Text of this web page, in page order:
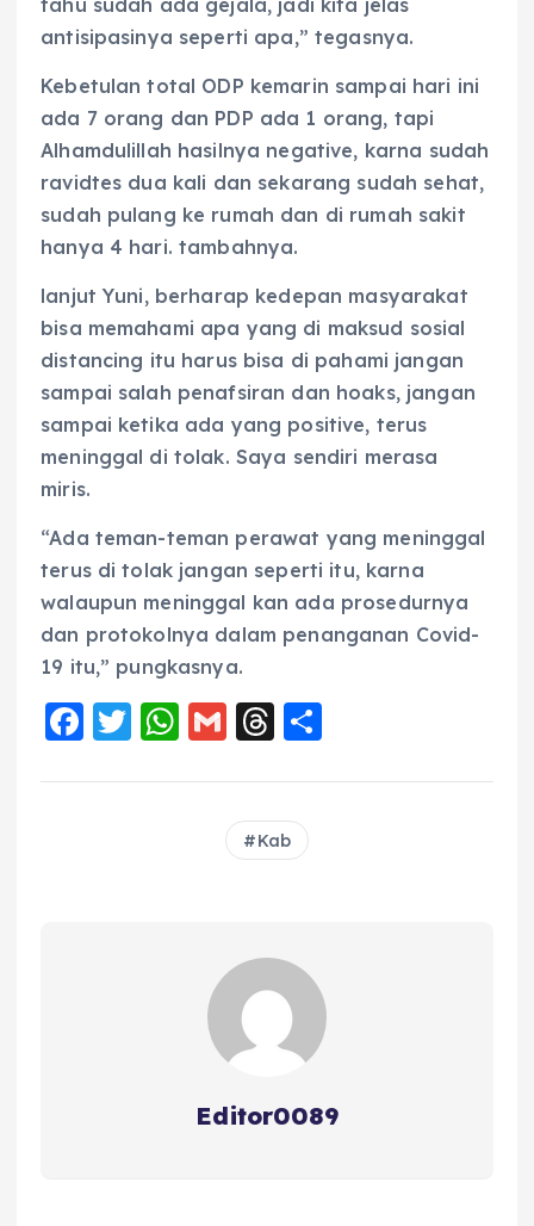
antisipasinya seperti apa,” tegasnya.
Kebetulan total ODP kemarin sampai hari ini
ada 7 orang dan PDP ada 1 orang, tapi
Alhamdulillah hasilnya negative, karna sudah
ravidtes dua kali dan sekarang sudah sehat,
sudah pulang ke rumah dan di rumah sakit
hanya 4 hari. tambahnya.
lanjut Yuni, berharap kedepan masyarakat
bisa memahami apa yang di maksud sosial
distancing itu harus bisa di pahami jangan
sampai salah penafsiran dan hoaks, jangan
sampai ketika ada yang positive, terus
meninggal di tolak. Saya sendiri merasa
miris.
“Ada teman-teman perawat yang meninggal
terus di tolak jangan seperti itu, karna
walaupun meninggal kan ada prosedurnya
dan protokolnya dalam penanganan Covid-
19 itu,” pungkasnya.
F
c
T
it
W
a
G
ai
l
T
re
a
d
a
Kab
Editor0089